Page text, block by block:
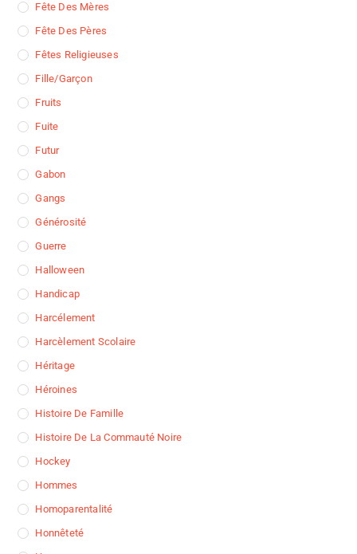
Fête Des Mères
Fête Des Pères
Fêtes Religieuses
Fille/garçon
Fruits
Fuite
Futur
Gabon
Gangs
Générosité
Guerre
Halloween
Handicap
Harcélement
Harcèlement Scolaire
Héritage
Héroines
Histoire De Famille
Histoire De La Commauté Noire
Hockey
Hommes
Homoparentalité
Honnêteté